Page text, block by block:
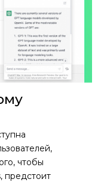
чтобы
предстоит